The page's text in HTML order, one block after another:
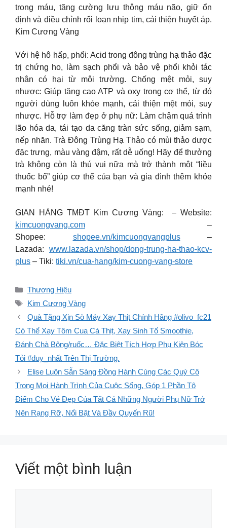
trong máu, tăng cường lưu thông máu não, giữ ổn
định và điều chỉnh rối loạn nhịp tim, cải thiện huyết áp.
Kim Cương Vàng
Với hệ hô hấp, phổi: Acid trong đông trùng hạ thảo đặc
trị chứng ho, làm sạch phổi và bảo vệ phổi khỏi tác
nhân có hại từ môi trường. Chống mệt mỏi, suy
nhược: Giúp tăng cao ATP và oxy trong cơ thể, từ đó
người dùng luôn khỏe mạnh, cải thiện mệt mỏi, suy
nhược. Hỗ trợ làm đẹp ở phụ nữ: Làm chậm quá trình
lão hóa da, tái tạo da căng tràn sức sống, giảm sạm,
nếp nhăn. Trà Đông Trùng Hạ Thảo có mùi thảo dược
đặc trưng, màu vàng đậm, rất dễ uống! Hãy để thưởng
trà không còn là thú vui nữa mà trở thành một “liều
thuốc bổ” giúp cơ thể của bạn và gia đình thêm khỏe
mạnh nhé!
GIAN HÀNG TMĐT Kim Cương Vàng: – Website:
kimcuongvang.com –
Shopee: shopee.vn/kimcuongvangplus–
Lazada: www.lazada.vn/shop/dong-trung-ha-thao-kcv-
plus – Tiki: tiki.vn/cua-hang/kim-cuong-vang-store
Danh
mục
Thương Hiệu
Thẻ
Kim Cương Vàng
Quà Tặng Xịn Sò Máy Xay Thịt Chính Hãng #olivo_fc21
Có Thể Xay Tôm Cua Cá Thịt, Xay Sinh Tố Smoothie,
Đánh Chà Bông/ruốc… Đặc Biệt Tích Hợp Phụ Kiện Bóc
Tỏi #duy_nhất Trên Thị Trường.
Elise Luôn Sẵn Sàng Đồng Hành Cùng Các Quý Cô
Trong Mọi Hành Trình Của Cuộc Sống, Góp 1 Phần Tô
Điểm Cho Vẻ Đẹp Của Tất Cả Những Người Phụ Nữ Trở
Nên Rạng Rỡ, Nổi Bật Và Đầy Quyến Rũ!
Viết một bình luận